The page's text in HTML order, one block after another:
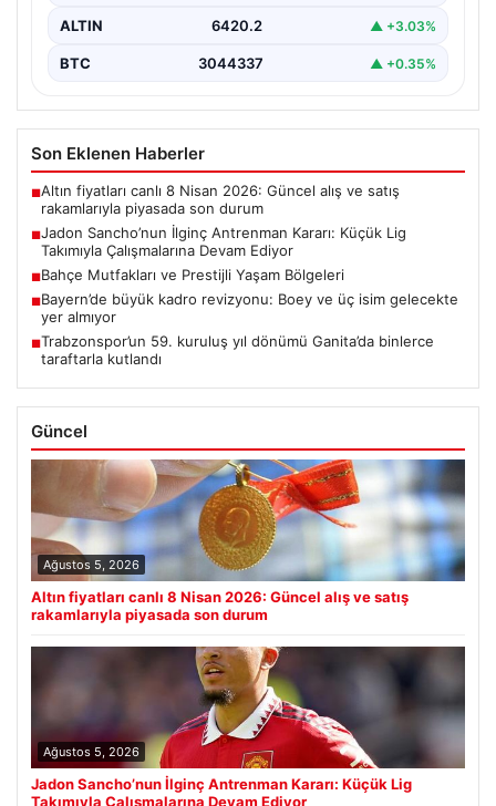
ALTIN 6420.2 ▲ +3.03%
BTC 3044337 ▲ +0.35%
Son Eklenen Haberler
■Altın fiyatları canlı 8 Nisan 2026: Güncel alış ve satış
rakamlarıyla piyasada son durum
■Jadon Sancho’nun İlginç Antrenman Kararı: Küçük Lig
Takımıyla Çalışmalarına Devam Ediyor
■Bahçe Mutfakları ve Prestijli Yaşam Bölgeleri
■Bayern’de büyük kadro revizyonu: Boey ve üç isim gelecekte
yer almıyor
■Trabzonspor’un 59. kuruluş yıl dönümü Ganita’da binlerce
taraftarla kutlandı
Güncel
Ağustos 5, 2026
Altın fiyatları canlı 8 Nisan 2026: Güncel alış ve satış
rakamlarıyla piyasada son durum
Ağustos 5, 2026
Jadon Sancho’nun İlginç Antrenman Kararı: Küçük Lig
Takımıyla Çalışmalarına Devam Ediyor